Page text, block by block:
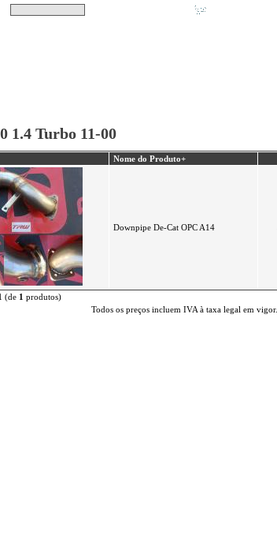
1.4 Turbo 11-00
Nome do Produto+
Downpipe De-Cat OPC A14
(de 1 produtos)
Todos os preços incluem IVA à taxa legal em vigor.